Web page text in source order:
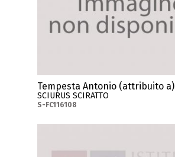
Tempesta Antonio (attribuito a)
SCIURUS SCIRATTO
S-FC116108